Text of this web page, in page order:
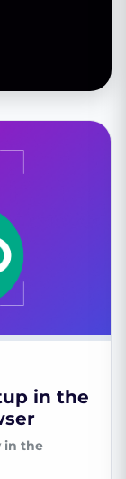
in the
in the